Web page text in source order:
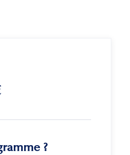
?